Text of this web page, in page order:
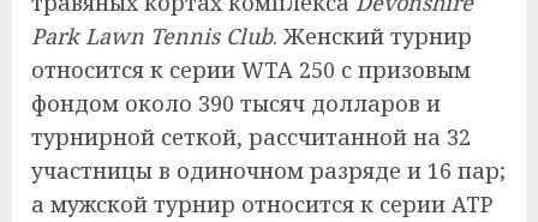
Park Lawn Tennis Club. Женский турнир
относится к серии WTA 250 с призовым
фондом около 390 тысяч долларов и
турнирной сеткой, рассчитанной на 32
участницы в одиночном разряде и 16 пар;
а мужской турнир относится к серии ATP